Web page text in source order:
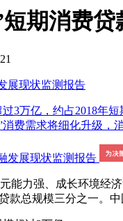
短期消费
展现状监测报告
3万亿，约占2018年
费需求将细化升级
力强、成长环境经济
款总规模三分之一。